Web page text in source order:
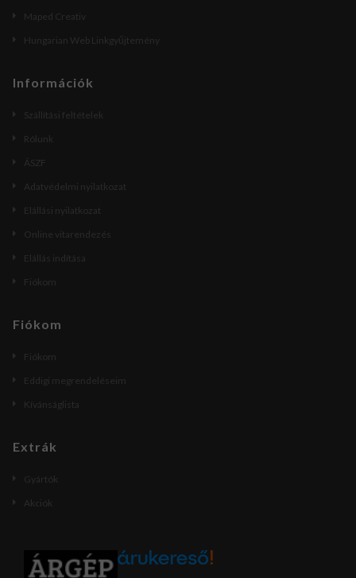
Maped Creativ
Hungarian Web Linkgyűjtemény
Információk
Szállítási feltételek
Rólunk
ÁSZF
Adatvédelmi nyilatkozat
Elállási nyilatkozat
Online vitarendezés
Elállás indítása
Fiókom
Fiókom
Fiókom
Eddigi megrendeléseim
Kívánságlista
Extrák
Gyártók
Akciók